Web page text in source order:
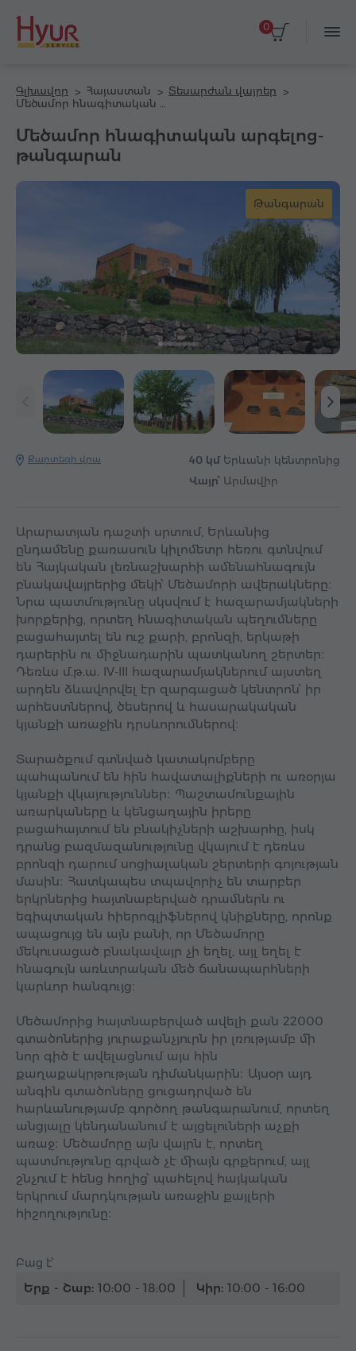
0
Գլխավոր Հայաստան
Տեսարժան վայրեր
Մեծամոր հնագիտական արգելոց-
թանգարան
Թանգարան
Քարտեզի վրա 40 կմԵրևանի կենտրոնից
Վայր՝ Արմավիր
Արարատյան դաշտի սրտում, Երևանից
ընդամենը քառասուն կիլոմետր հեռու գտնվում
են Հայկական լեռնաշխարհի ամենահնագույն
բնակավայրերից մեկի՝ Մեծամորի ավերակները։
Նրա պատմությունը սկսվում է հազարամյակների
խորքերից, որտեղ հնագիտական պեղումները
բացահայտել են ուշ քարի, բրոնզի, երկաթի
դարերին ու միջնադարին պատկանող շերտեր։
Դեռևս մ.թ.ա. IV-III հազարամյակներում այստեղ
արդեն ձևավորվել էր զարգացած կենտրոն՝ իր
արհեստներով, ծեսերով և հասարակական
կյանքի առաջին դրսևորումներով։
Տարածքում գտնված կատակոմբերը
պահպանում են հին հավատալիքների ու առօրյա
կյանքի վկայություններ։ Պաշտամունքային
առարկաները և կենցաղային իրերը
բացահայտում են բնակիչների աշխարհը, իսկ
դրանց բազմազանությունը վկայում է դեռևս
բրոնզի դարում սոցիալական շերտերի գոյության
մասին։ Հատկապես տպավորիչ են տարբեր
երկրներից հայտնաբերված դրամներն ու
եգիպտական հիերոգլիֆներով կնիքները, որոնք
ապացույց են այն բանի, որ Մեծամորը
մեկուսացած բնակավայր չի եղել, այլ եղել է
հնագույն առևտրական մեծ ճանապարհների
կարևոր հանգույց։
Մեծամորից հայտնաբերված ավելի քան 22000
գտածոներից յուրաքանչյուրն իր լռությամբ մի
նոր գիծ է ավելացնում այս հին
քաղաքակրթության դիմանկարին։ Այսօր այդ
անգին գտածոները ցուցադրված են
հարևանությամբ գործող թանգարանում, որտեղ
անցյալը կենդանանում է այցելուների աչքի
առաջ։ Մեծամորը այն վայրն է, որտեղ
պատմությունը գրված չէ միայն գրքերում, այլ
շնչում է հենց հողից՝ պահելով հայկական
երկրում մարդկության առաջին քայլերի
հիշողությունը։
Բաց է՝
Երք - Շաբ: 10:00 - 18:00 Կիր: 10:00 - 16:00